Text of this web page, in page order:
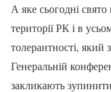
А яке сьогодні
території РК і в
толерантності, який
Генеральній
закликають зупинити